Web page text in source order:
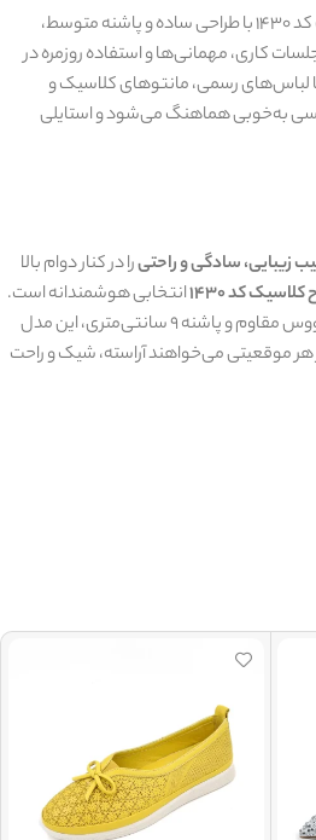
زنانه مجلسی طرح کلاسیک کد 1430 با طراحی ساده و پاشنه متوسط،
کاری، مهمانی‌ها و استفاده روزمره در
رسمی، مانتوهای کلاسیک و
به‌خوبی هماهنگ می‌شود و استایلی
زیبایی، سادگی و راحتیرا در کنار دوام بالا
کد 1430
انتخابی هوشمندانه است.
با رویه چرم مصنوعی براق، زیره داووس مقاوم و پاشنه 9 سانتی‌متری، این مدل
موقعیتی می‌خواهند آراسته، شیک و راحت